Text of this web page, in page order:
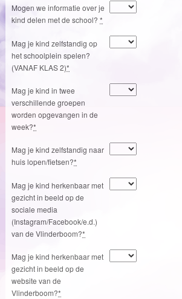
Mogen we informatie over je
kind delen met de school?*
Mag je kind zelfstandig op
het schoolplein spelen?
(VANAF KLAS 2)*
Mag je kind in twee
verschillende groepen
worden opgevangen in de
week?*
Mag je kind zelfstandig naar
huis lopen/fietsen?*
Mag je kind herkenbaar met
gezicht in beeld op de
sociale media
(Instagram/Facebook/e.d.)
van de Vlinderboom?*
Mag je kind herkenbaar met
gezicht in beeld op de
website van de
Vlinderboom?*